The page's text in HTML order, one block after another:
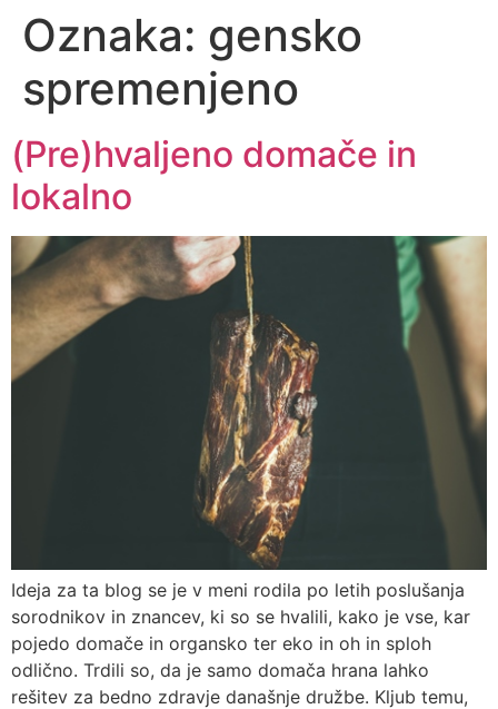
Oznaka: gensko
spremenjeno
(Pre)hvaljeno domače in
lokalno
Ideja za ta blog se je v meni rodila po letih poslušanja
sorodnikov in znancev, ki so se hvalili, kako je vse, kar
pojedo domače in organsko ter eko in oh in sploh
odlično. Trdili so, da je samo domača hrana lahko
rešitev za bedno zdravje današnje družbe. Kljub temu,